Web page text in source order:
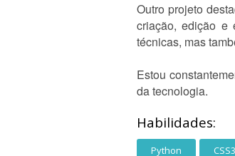
Outro projeto
criação, edição e
técnicas, mas
Estou
da tecnologia.
Habilidades:
Python CSS3